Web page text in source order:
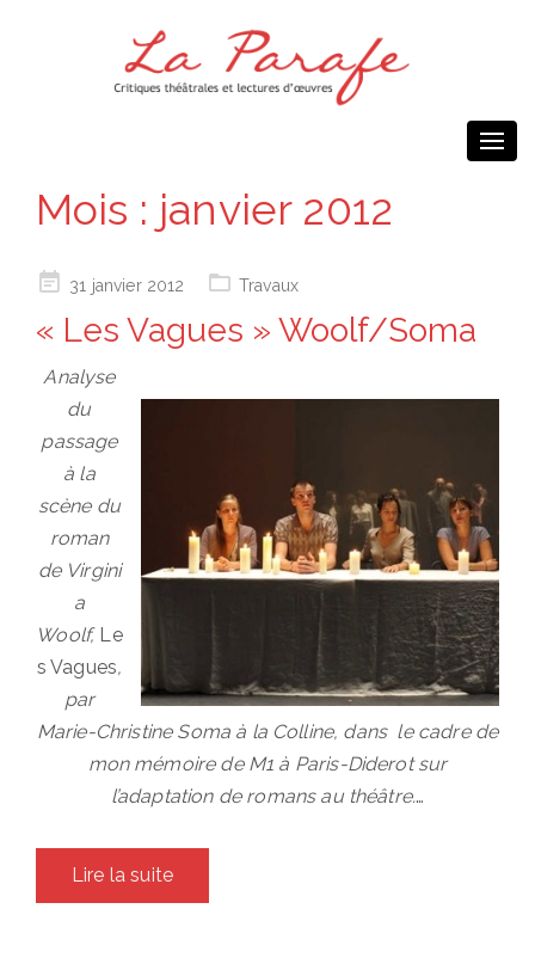
Mois : janvier 2012
Posted31 janvier 2012 Travaux
« Les Vagues » Woolf/Soma
Analyse
du
passage
à la
scène du
roman
de Virgini
a
Woolf, Le
s Vagues,
par
Marie-Christine Soma à la Colline, dans le cadre de
mon mémoire de M1 à Paris-Diderot sur
l’adaptation de romans au théâtre.…
Lire la suite